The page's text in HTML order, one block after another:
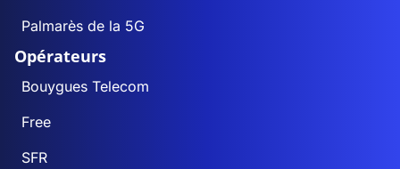
Palmarès de la 5G
Opérateurs
Bouygues Telecom
Free
SFR